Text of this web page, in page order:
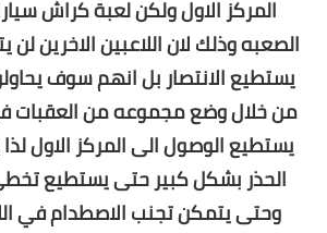
المركز الاول ولكن لعبة كراش
الصعبه وذلك لان اللاعبين الاخرين لن
يستطيع الانتصار بل انهم سوف
من خلال وضع مجموعه من العقبات
يستطيع الوصول الى المركز الاول
الحذر بشكل كبير حتى يستطيع
وحتى يتمكن تجنب الاصطدام في